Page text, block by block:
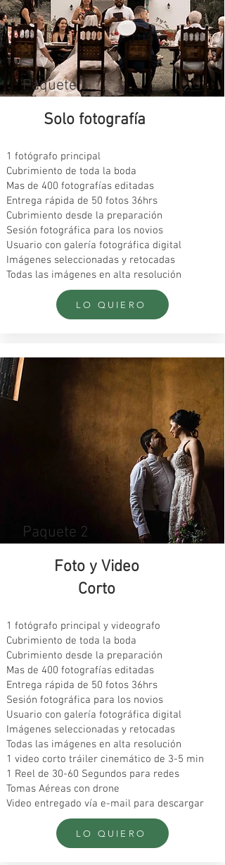
Paquete 1
Solo fotografía
1 fotógrafo principal
Cubrimiento de toda la boda
Mas de 400 fotografías editadas
Entrega rápida de 50 fotos 36hrs
Cubrimiento desde la preparación
Sesión fotográfica para los novios
Usuario con galería fotográfica digital
Imágenes seleccionadas y retocadas
Todas las imágenes en alta resolución
LO QUIERO
Paquete 2
Foto y Video
Corto
1 fotógrafo principal y videografo
Cubrimiento de toda la boda
Cubrimiento desde la preparación
Mas de 400 fotografías editadas
Entrega rápida de 50 fotos 36hrs
Sesión fotográfica para los novios
Usuario con galería fotográfica digital
Imágenes seleccionadas y retocadas
Todas las imágenes en alta resolución
1 video corto tráiler cinemático de 3-5 min
1 Reel de 30-60 Segundos para redes
Tomas Aéreas con drone
Video entregado vía e-mail para descargar
LO QUIERO